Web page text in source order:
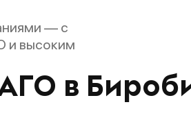
— с
и высоким
в